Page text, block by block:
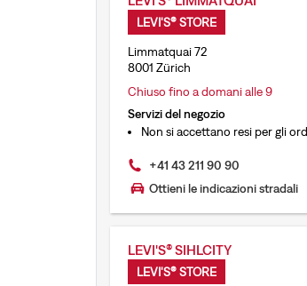
Levi's® Tailor Shop
LEVI'S® STORE
Limmatquai 72
8001 Zürich
Chiuso fino a domani alle 9
Servizi del negozio
Non si accettano resi per gli
+41 43 211 90 90
Ottieni le indicazioni stradali
LEVI'S® SIHLCITY
LEVI'S® STORE